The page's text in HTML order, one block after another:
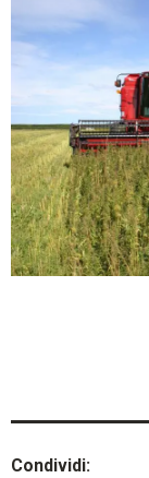
Condividi: